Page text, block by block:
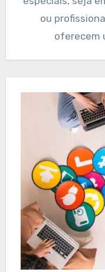
ou
oferecem